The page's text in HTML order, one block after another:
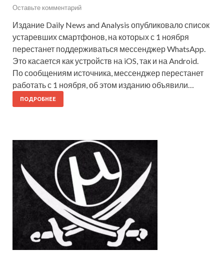
Оставьте комментарий
Издание Daily News and Analysis опубликовало список
устаревших смартфонов, на которых с 1 ноября
перестанет поддерживаться мессенджер WhatsApp.
Это касается как устройств на iOS, так и на Android.
По сообщениям источника, мессенджер перестанет
работать с 1 ноября, об этом изданию объявили…
ПОДРОБНЕЕ